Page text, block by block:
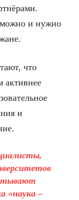
и нужно
что
активнее
и
«наука –